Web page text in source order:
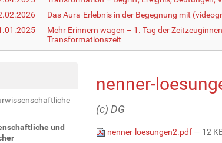
Das Aura-Erlebnis in der Begegnung mit
Mehr Erinnern wagen – 1. Tag der
Transformationszeit
und
nenner-
(c) DG
nenner-loesungen2.pdf— 12